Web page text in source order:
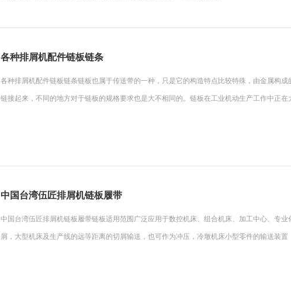
各种排屑机配件链板链条
各种排屑机配件链板链条链板也属于传送带的一种，只是它的构造特点比较特殊，由金属构成
链接起来，不同的地方对于链板的规格要求也是大不相同的。链板在工业机动生产工作中正在
中国台湾伍匠排屑机链板履带
中国台湾伍匠排屑机链板履带链板适用范围广泛应用于数控机床、组合机床、加工中心、专业
屑，大型机床及生产线的远等距离的切屑输送，也可作为冲压，冷墩机床小型零件的输送装置